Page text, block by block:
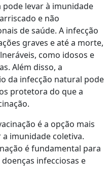
pode levar à imunidade
e não
de saúde. A infecção
graves e até a morte,
como idosos e
Além disso, a
da infecção natural pode
protetora do que a
é a opção mais
imunidade coletiva.
é fundamental para
infecciosas e